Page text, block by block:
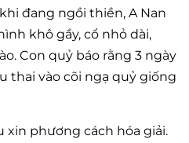
đang ngồi thiền, A Nan
khô gầy, cổ nhỏ dài,
Con quỷ báo rằng 3 ngày
thai vào cõi ngạ quỷ giống
xin phương cách hóa giải.